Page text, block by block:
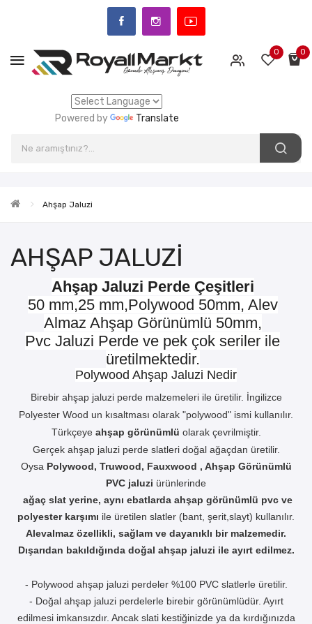
Powered by Translate
0 0
Ahşap Jaluzi
AHŞAP JALUZI
Ahşap Jaluzi Perde Çeşitleri
50 mm,25 mm,Polywood 50mm, Alev
Almaz Ahşap Görünümlü 50mm,
Pvc Jaluzi Perde ve pek çok seriler ile
üretilmektedir.
Polywood Ahşap Jaluzi Nedir
Birebir ahşap jaluzi perde malzemeleri ile üretilir. İngilizce
Polyester Wood un kısaltması olarak "polywood" ismi kullanılır.
Türkçeye ahşap görünümlü olarak çevrilmiştir.
Gerçek ahşap jaluzi perde slatleri doğal ağaçdan üretilir.
Oysa Polywood, Truwood, Fauxwood , Ahşap Görünümlü
PVC jaluzi ürünlerinde
ağaç slat yerine, aynı ebatlarda ahşap görünümlü pvc ve
polyester karşımı ile üretilen slatler (bant, şerit,slayt) kullanılır.
Alevalmaz özellikli, sağlam ve dayanıklı bir malzemedir.
Dışarıdan bakıldığında doğal ahşap jaluzi ile ayırt edilmez.
- Polywood ahşap jaluzi perdeler %100 PVC slatlerle üretilir.
- Doğal ahşap jaluzi perdelerle birebir görünümlüdür. Ayırt
edilmesi imkansızdır. Ancak slati kestiğinizde ya da kırdığınızda